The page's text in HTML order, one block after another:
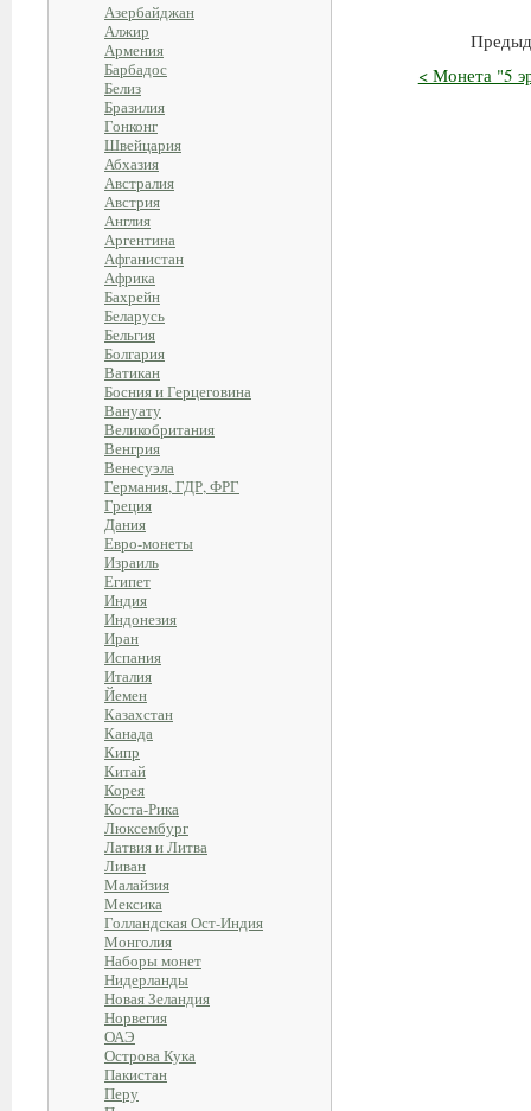
Азербайджан
Алжир
Армения
Барбадос
Белиз
Бразилия
Гонконг
Швейцария
Абхазия
Австралия
Австрия
Англия
Аргентина
Афганистан
Африка
Бахрейн
Беларусь
Бельгия
Болгария
Ватикан
Босния и Герцеговина
Вануату
Великобритания
Венгрия
Венесуэла
Германия, ГДР, ФРГ
Греция
Дания
Евро-монеты
Израиль
Египет
Индия
Индонезия
Иран
Испания
Италия
Йемен
Казахстан
Канада
Кипр
Китай
Корея
Коста-Рика
Люксембург
Латвия и Литва
Ливан
Малайзия
Мексика
Голландская Ост-Индия
Монголия
Наборы монет
Нидерланды
Новая Зеландия
Норвегия
ОАЭ
Острова Кука
Пакистан
Перу
< Монета "5